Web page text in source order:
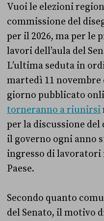
Vuoi le elezioni
commissione del
per il 2026, ma per le
lavori dell’aula del
L’ultima seduta in
martedì 11 novembre
giorno pubblicato
torneranno a riunirsi
per la discussione del
il governo ogni anno
ingresso di
Paese.
Secondo quanto
del Senato, il motivo